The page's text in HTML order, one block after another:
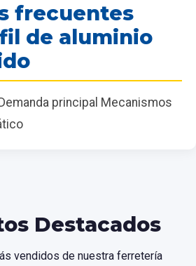
frecuentes
de aluminio
principal Mecanismos
Destacados
vendidos de nuestra ferretería